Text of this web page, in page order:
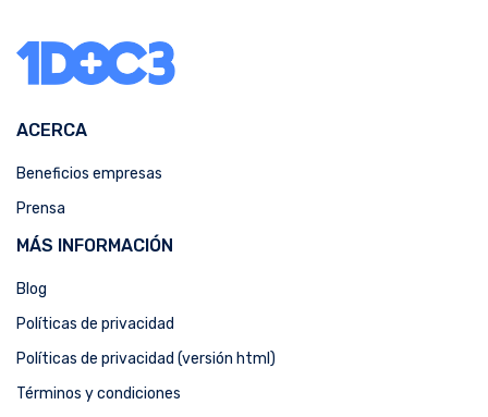
ACERCA
Beneficios empresas
Prensa
MÁS INFORMACIÓN
Blog
Políticas de privacidad
Políticas de privacidad (versión html)
Términos y condiciones